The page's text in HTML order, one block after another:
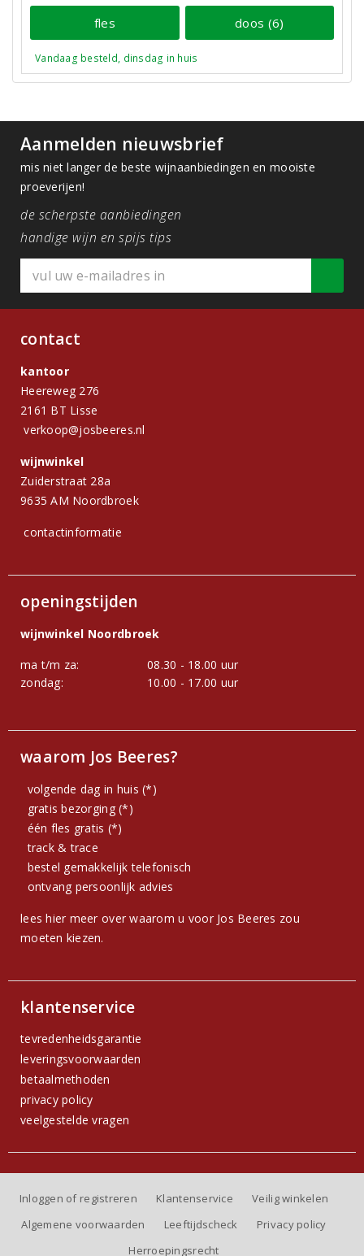
fles doos (6)
Vandaag besteld, dinsdag in huis
Aanmelden nieuwsbrief
mis niet langer de beste wijnaanbiedingen en mooiste
proeverijen!
de scherpste aanbiedingen
handige wijn en spijs tips
contact
kantoor
Heereweg 276
2161 BT Lisse
verkoop@josbeeres.nl
wijnwinkel
Zuiderstraat 28a
9635 AM Noordbroek
contactinformatie
openingstijden
wijnwinkel Noordbroek
ma t/m za:
08.30 - 18.00 uur
zondag:
10.00 - 17.00 uur
waarom Jos Beeres?
volgende dag in huis (*)
gratis bezorging (*)
één fles gratis (*)
track & trace
bestel gemakkelijk telefonisch
ontvang persoonlijk advies
lees hier meer over waarom u voor Jos Beeres zou
moeten kiezen.
klantenservice
tevredenheidsgarantie
leveringsvoorwaarden
betaalmethoden
privacy policy
veelgestelde vragen
Inloggen of registreren Klantenservice
Veilig winkelen
Algemene voorwaarden
Leeftijdscheck
Privacy policy
Herroepingsrecht